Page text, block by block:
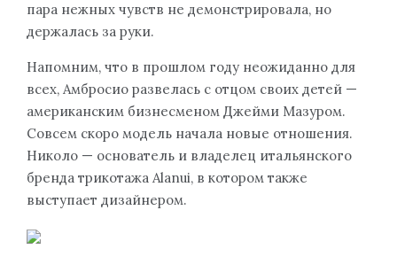
пара нежных чувств не демонстрировала, но
держалась за руки.
Напомним, что в прошлом году неожиданно для
всех, Амбросио развелась с отцом своих детей —
американским бизнесменом Джейми Мазуром.
Совсем скоро модель начала новые отношения.
Николо — основатель и владелец итальянского
бренда трикотажа Alanui, в котором также
выступает дизайнером.